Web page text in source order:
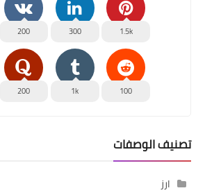
1.5k
300
200
100
1k
200
تصنيف الوصفات
ارز